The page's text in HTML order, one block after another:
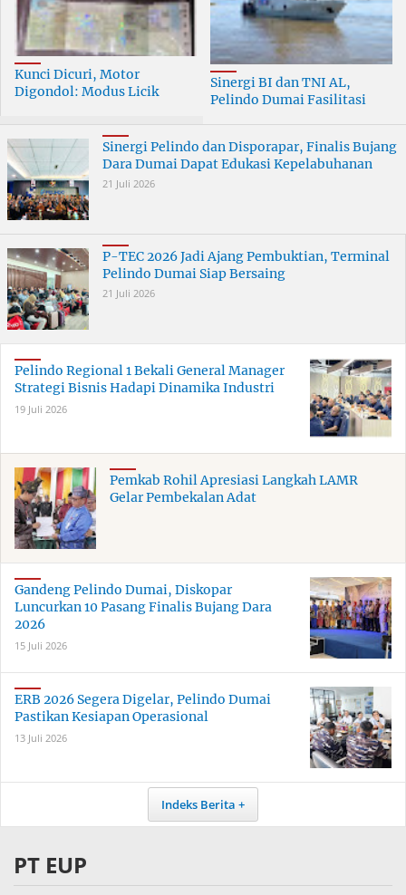
Kunci Dicuri, Motor
Digondol: Modus Licik
Terungkap
Sinergi BI dan TNI AL,
Pelindo Dumai Fasilitasi
Sinergi Pelindo dan Disporapar, Finalis Bujang
Dara Dumai Dapat Edukasi Kepelabuhanan
21 Juli 2026
P-TEC 2026 Jadi Ajang Pembuktian, Terminal
Pelindo Dumai Siap Bersaing
21 Juli 2026
Pelindo Regional 1 Bekali General Manager
Strategi Bisnis Hadapi Dinamika Industri
19 Juli 2026
Pemkab Rohil Apresiasi Langkah LAMR
Gelar Pembekalan Adat
Gandeng Pelindo Dumai, Diskopar
Luncurkan 10 Pasang Finalis Bujang Dara
2026
15 Juli 2026
ERB 2026 Segera Digelar, Pelindo Dumai
Pastikan Kesiapan Operasional
13 Juli 2026
Indeks Berita
PT EUP